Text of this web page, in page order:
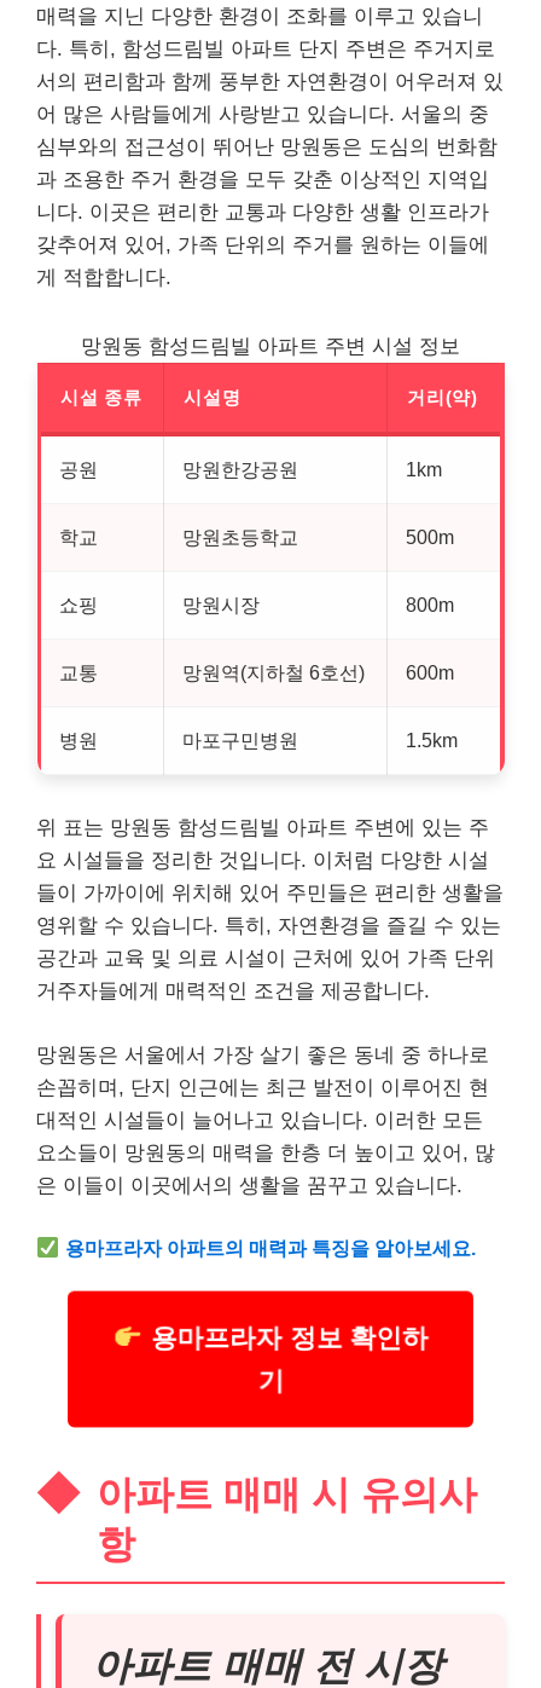
매력을 지닌 다양한 환경이 조화를 이루고 있습니
다. 특히, 함성드림빌 아파트 단지 주변은 주거지로
서의 편리함과 함께 풍부한 자연환경이 어우러져 있
어 많은 사람들에게 사랑받고 있습니다. 서울의 중
심부와의 접근성이 뛰어난 망원동은 도심의 번화함
과 조용한 주거 환경을 모두 갖춘 이상적인 지역입
니다. 이곳은 편리한 교통과 다양한 생활 인프라가
갖추어져 있어, 가족 단위의 주거를 원하는 이들에
게 적합합니다.
망원동 함성드림빌 아파트 주변 시설 정보
시설 종류 시설명 거리(약)
공원 망원한강공원 1km
학교 망원초등학교 500m
쇼핑 망원시장 800m
교통 망원역(지하철 6호선) 600m
병원 마포구민병원 1.5km
위 표는 망원동 함성드림빌 아파트 주변에 있는 주
요 시설들을 정리한 것입니다. 이처럼 다양한 시설
들이 가까이에 위치해 있어 주민들은 편리한 생활을
영위할 수 있습니다. 특히, 자연환경을 즐길 수 있는
공간과 교육 및 의료 시설이 근처에 있어 가족 단위
거주자들에게 매력적인 조건을 제공합니다.
망원동은 서울에서 가장 살기 좋은 동네 중 하나로
손꼽히며, 단지 인근에는 최근 발전이 이루어진 현
대적인 시설들이 늘어나고 있습니다. 이러한 모든
요소들이 망원동의 매력을 한층 더 높이고 있어, 많
은 이들이 이곳에서의 생활을 꿈꾸고 있습니다.
용마프라자 아파트의 매력과 특징을 알아보세요.
용마프라자 정보 확인하
기
아파트 매매 시 유의사
항
아파트 매매 전 시장